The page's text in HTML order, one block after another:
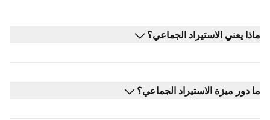
ماذا يعني الاستيراد الجماعي؟
ما دور ميزة الاستيراد الجماعي؟